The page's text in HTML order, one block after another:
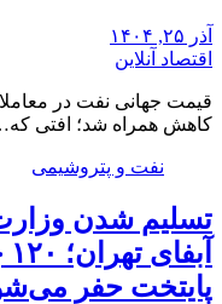
آذر ۲۵, ۱۴۰۴
اقتصاد آنلاین
کاهش همراه شد؛ افتی
نفت و پتروشیمی
تسلیم شدن وزارت
پایتخت حفر